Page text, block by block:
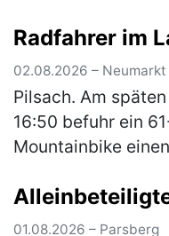
ordnete er sich
Radfahrer im
02.08.2026 –
Pilsach. Am
16:50 befuhr ein
Mountainbike
kam er beim
(mehr)
01.08.2026 – Parsberg